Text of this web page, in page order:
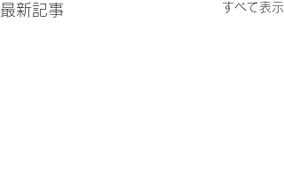
最新記事 すべて表示